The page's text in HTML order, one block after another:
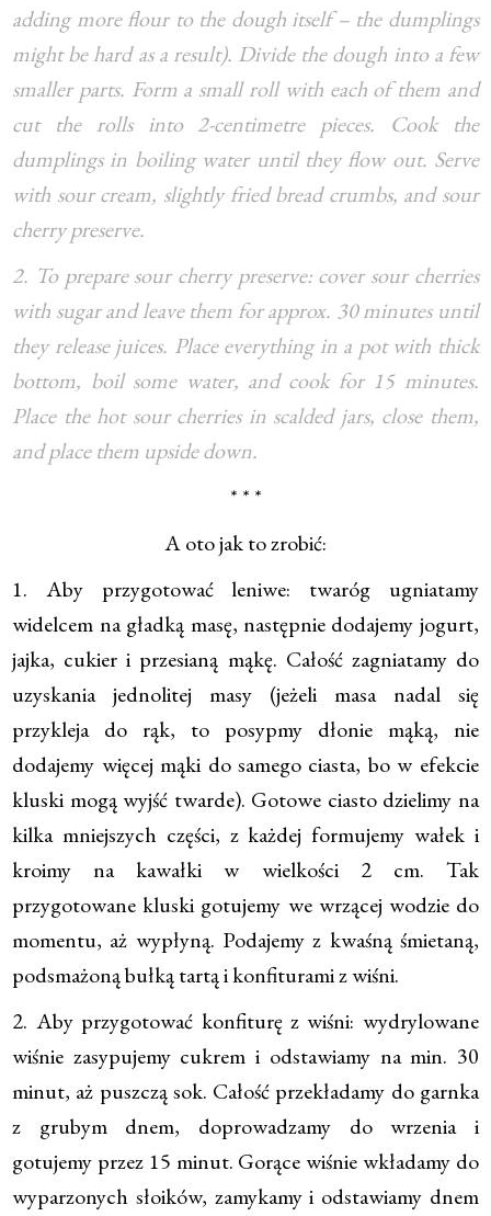
adding more flour to the dough itself – the dumplings
might be hard as a result). Divide the dough into a few
smaller parts. Form a small roll with each of them and
cut the rolls into 2-centimetre pieces. Cook the
dumplings in boiling water until they flow out. Serve
with sour cream, slightly fried bread crumbs, and sour
cherry preserve.
2. To prepare sour cherry preserve: cover sour cherries
with sugar and leave them for approx. 30 minutes until
they release juices. Place everything in a pot with thick
bottom, boil some water, and cook for 15 minutes.
Place the hot sour cherries in scalded jars, close them,
and place them upside down.
* * *
A oto jak to zrobić:
1. Aby przygotować leniwe: twaróg ugniatamy
widelcem na gładką masę, następnie dodajemy jogurt,
jajka, cukier i przesianą mąkę. Całość zagniatamy do
uzyskania jednolitej masy (jeżeli masa nadal się
przykleja do rąk, to posypmy dłonie mąką, nie
dodajemy więcej mąki do samego ciasta, bo w efekcie
kluski mogą wyjść twarde). Gotowe ciasto dzielimy na
kilka mniejszych części, z każdej formujemy wałek i
kroimy na kawałki w wielkości 2 cm. Tak
przygotowane kluski gotujemy we wrzącej wodzie do
momentu, aż wypłyną. Podajemy z kwaśną śmietaną,
podsmażoną bułką tartą i konfiturami z wiśni.
2. Aby przygotować konfiturę z wiśni: wydrylowane
wiśnie zasypujemy cukrem i odstawiamy na min. 30
minut, aż puszczą sok. Całość przekładamy do garnka
z grubym dnem, doprowadzamy do wrzenia i
gotujemy przez 15 minut. Gorące wiśnie wkładamy do
wyparzonych słoików, zamykamy i odstawiamy dnem